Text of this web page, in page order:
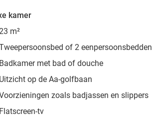
kamer
m²
of 2 eenpersoonsbedden
Badkamer met bad of douche
Uitzicht op de Aa-golfbaan
zoals badjassen en slippers
Flatscreen-tv